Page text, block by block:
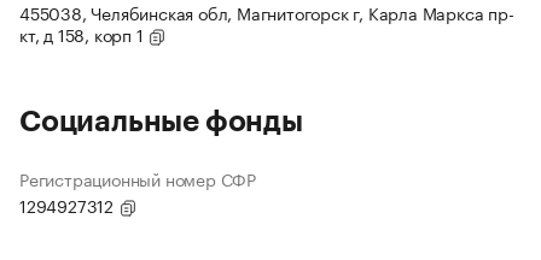
455038, Челябинская обл, Магнитогорск г, Карла Маркса пр-
кт, д 158, корп 1
Социальные фонды
Регистрационный номер СФР
1294927312